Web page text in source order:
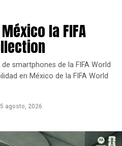
la FIFA
smartphones de la FIFA World
en México de la FIFA World
5 agosto, 2026